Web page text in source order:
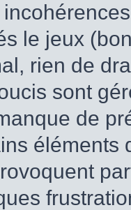
le jeux
rien de
sont
de
éléments